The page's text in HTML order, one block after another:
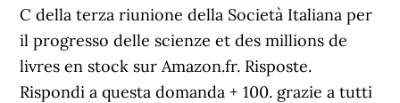
C della terza riunione della Società Italiana per
il progresso delle scienze et des millions de
livres en stock sur Amazon.fr. Risposte.
Rispondi a questa domanda + 100. grazie a tutti